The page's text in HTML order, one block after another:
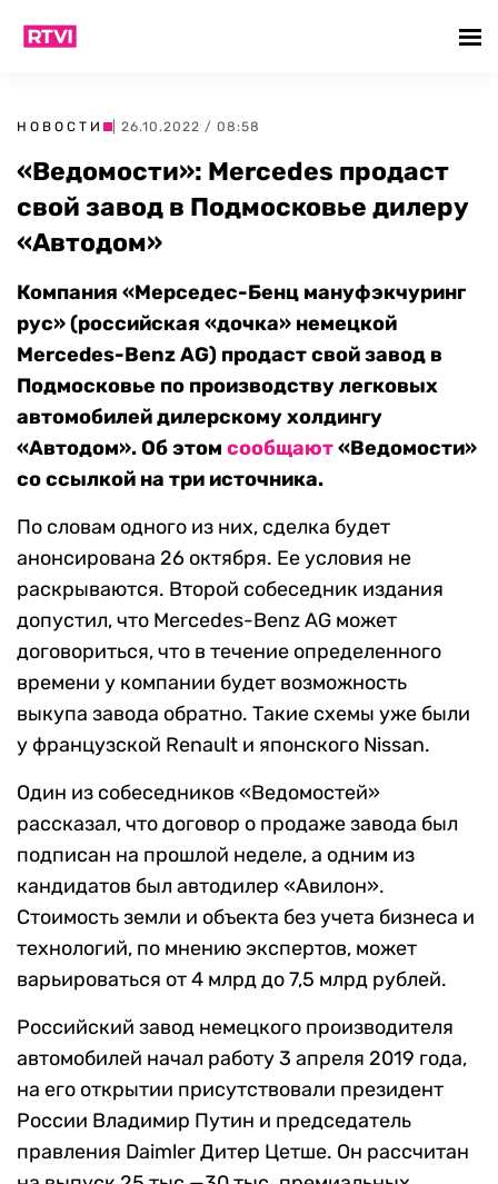
НОВОСТИ | 26.10.2022 / 08:58
«Ведомости»: Mercedes продаст
свой завод в Подмосковье дилеру
«Автодом»
Компания «Мерседес-Бенц мануфэкчуринг
рус» (российская «дочка» немецкой
Mercedes-Benz AG) продаст свой завод в
Подмосковье по производству легковых
автомобилей дилерскому холдингу
«Автодом». Об этом сообщают«Ведомости»
со ссылкой на три источника.
По словам одного из них, сделка будет
анонсирована 26 октября. Ее условия не
раскрываются. Второй собеседник издания
допустил, что Mercedes-Benz AG может
договориться, что в течение определенного
времени у компании будет возможность
выкупа завода обратно. Такие схемы уже были
у французской Renault и японского Nissan.
Один из собеседников «Ведомостей»
рассказал, что договор о продаже завода был
подписан на прошлой неделе, а одним из
кандидатов был автодилер «Авилон».
Стоимость земли и объекта без учета бизнеса и
технологий, по мнению экспертов, может
варьироваться от 4 млрд до 7,5 млрд рублей.
Российский завод немецкого производителя
автомобилей начал работу 3 апреля 2019 года,
на его открытии присутствовали президент
России Владимир Путин и председатель
правления Daimler Дитер Цетше. Он рассчитан